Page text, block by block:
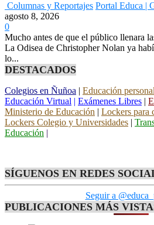
Columnas y Reportajes Portal Educa |
agosto 8, 2026
0
Mucho antes de que el público llenara
La Odisea de Christopher Nolan ya
lo...
DESTACADOS
Colegios en Ñuñoa | Educación
Educación Virtual | Exámenes Libres |
Ministerio de Educación | Lockers para
Lockers Colegio y Universidades |
Educación |
SÍGUENOS EN REDES
Seguir a
PUBLICACIONES MÁS